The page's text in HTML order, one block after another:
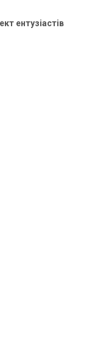
ентузіастів